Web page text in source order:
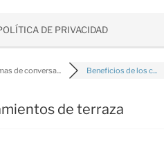
DE PRIVACIDAD
de conversa... Beneficios de los c...
de terraza